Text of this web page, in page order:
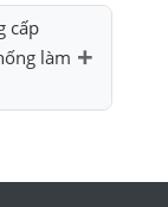
cấp
làm